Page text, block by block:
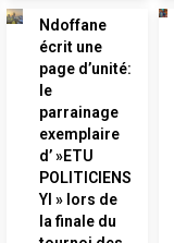
Ndoffane
écrit une
page d’unité:
le
parrainage
exemplaire
d’ »ETU
POLITICIENS
YI » lors de
la finale du